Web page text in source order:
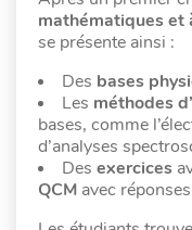
mathématiques et
se présente ainsi :
Des bases
Les méthodes
bases, comme
d’analyses
Des exercices
QCM avec